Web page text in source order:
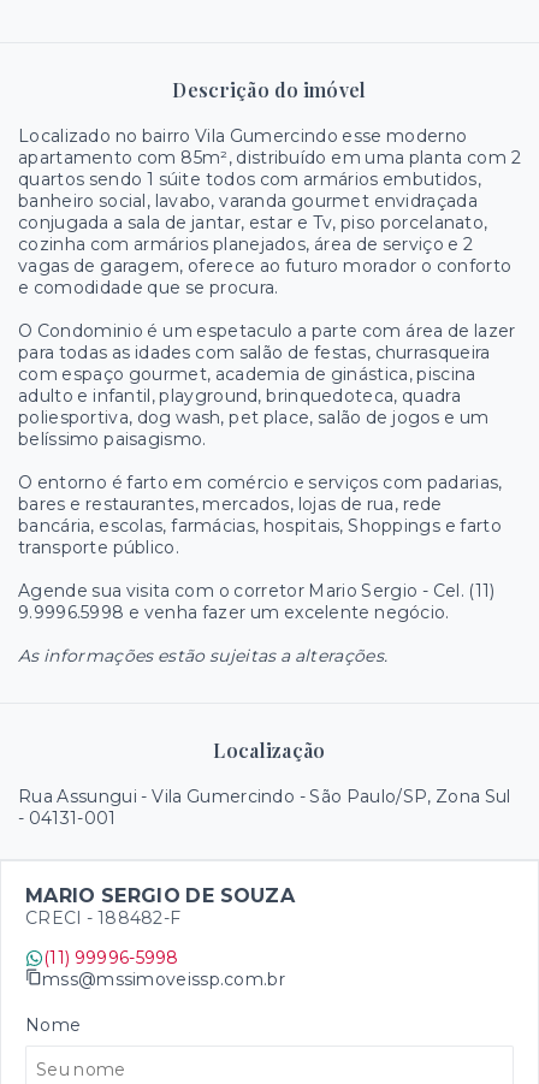
Descrição do imóvel
Localizado no bairro Vila Gumercindo esse moderno
apartamento com 85m², distribuído em uma planta com 2
quartos sendo 1 súite todos com armários embutidos,
banheiro social, lavabo, varanda gourmet envidraçada
conjugada a sala de jantar, estar e Tv, piso porcelanato,
cozinha com armários planejados, área de serviço e 2
vagas de garagem, oferece ao futuro morador o conforto
e comodidade que se procura.
O Condominio é um espetaculo a parte com área de lazer
para todas as idades com salão de festas, churrasqueira
com espaço gourmet, academia de ginástica, piscina
adulto e infantil, playground, brinquedoteca, quadra
poliesportiva, dog wash, pet place, salão de jogos e um
belíssimo paisagismo.
O entorno é farto em comércio e serviços com padarias,
bares e restaurantes, mercados, lojas de rua, rede
bancária, escolas, farmácias, hospitais, Shoppings e farto
transporte público.
Agende sua visita com o corretor Mario Sergio - Cel. (11)
9.9996.5998 e venha fazer um excelente negócio.
As informações estão sujeitas a alterações.
Localização
Rua Assungui - Vila Gumercindo - São Paulo/SP, Zona Sul
- 04131-001
MARIO SERGIO DE SOUZA
CRECI - 188482-F
(11) 99996-5998
mss@mssimoveissp.com.br
Nome